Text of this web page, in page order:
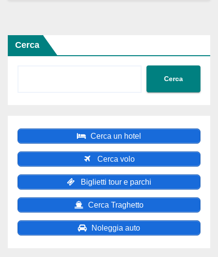
Cerca
Cerca
Cerca un hotel
Cerca volo
Biglietti tour e parchi
Cerca Traghetto
Noleggia auto